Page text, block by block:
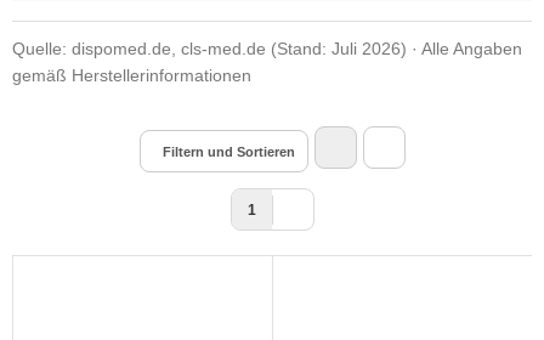
Quelle: dispomed.de, cls-med.de (Stand: Juli 2026) · Alle Angaben
gemäß Herstellerinformationen
Filtern und Sortieren
1